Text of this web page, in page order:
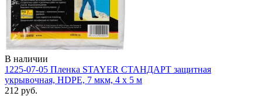
В наличии
1225-07-05 Пленка STAYER СТАНДАРТ защитная
укрывочная, HDPE, 7 мкм, 4 х 5 м
212 руб.